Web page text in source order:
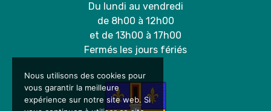
Du lundi au vendredi
de 8h00 à 12h00
et de 13h00 à 17h00
Fermés les jours fériés
Nous utilisons des cookies pour
vous garantir la meilleure
expérience sur notre site web. Si